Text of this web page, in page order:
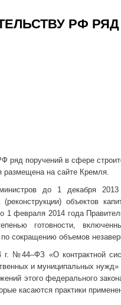
РФ
поручений в сфере
размещена на сайте Кремля.
до 1 декабря
объектов
1 февраля 2014 года
готовности,
сокращению объемов
№44–ФЗ «О контрактной
и муниципальных
этого федерального
касаются практики